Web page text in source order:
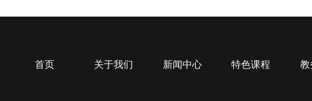
首页 关于我们 新闻中心 特色课程 教